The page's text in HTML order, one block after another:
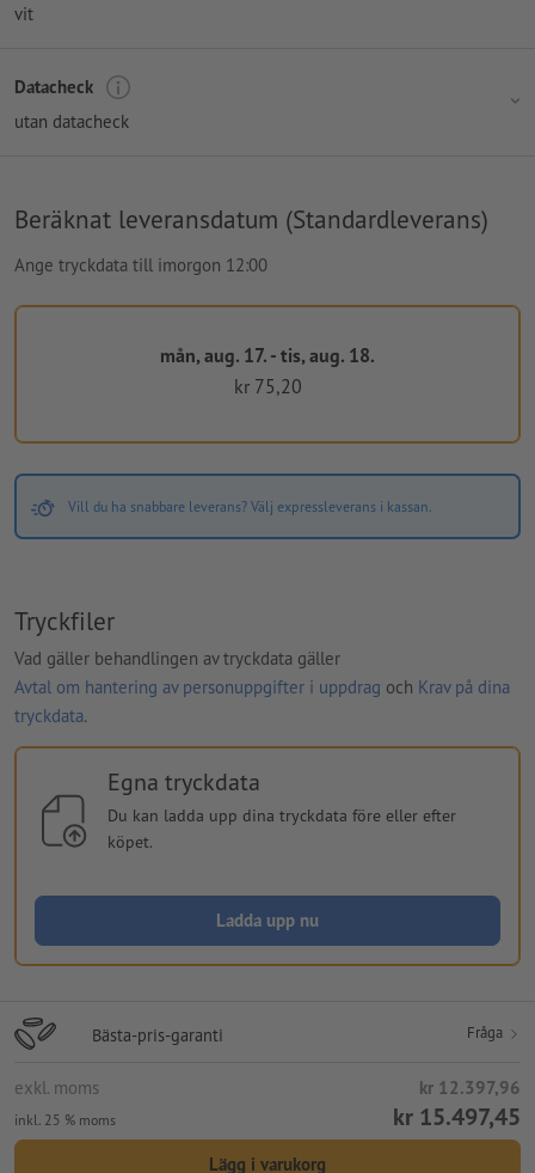
vit
Datacheck
utan datacheck
Beräknat leveransdatum (Standardleverans)
Ange tryckdata till imorgon 12:00
mån, aug. 17. - tis, aug. 18.
kr 75,20
Vill du ha snabbare leverans? Välj expressleverans i kassan.
Tryckfiler
Vad gäller behandlingen av tryckdata gäller
Avtal om hantering av personuppgifter i uppdrag och Krav på dina
tryckdata.
Egna tryckdata
Du kan ladda upp dina tryckdata före eller efter
köpet.
Ladda upp nu
Bästa-pris-garanti Fråga
exkl. moms kr 12.397,96
inkl. 25 % moms kr 15.497,45
Lägg i varukorg